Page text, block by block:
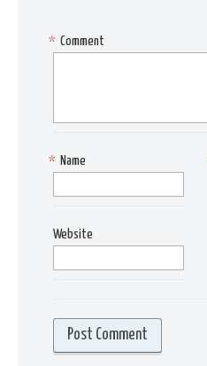
Comment
*
Name
*
Website